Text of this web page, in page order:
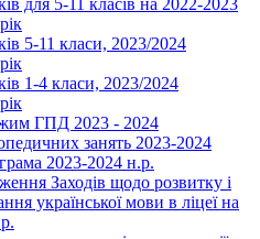
5-11 класи, 2023/2024
1-4 класи, 2023/2024
ГПД 2023 - 2024
занять 2023-2024
2023-2024 н.р.
Заходів щодо розвитку і
української мови в ліцеї на